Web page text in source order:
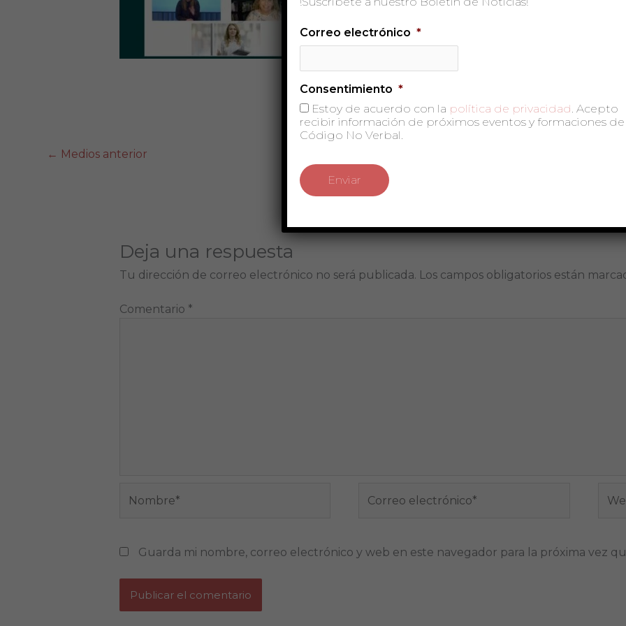
← Medios anterior
Deja una respuesta
Tu dirección de correo electrónico no será publicada. Los campos obligatorios están
Comentario *
electrónico*
Guarda mi nombre, correo electrónico y web en este navegador para la próxima vez
Correo electrónico *
Consentimiento *
Estoy de acuerdo con la política de privacidad. Acepto
recibir información de próximos eventos y formaciones de
Código No Verbal.